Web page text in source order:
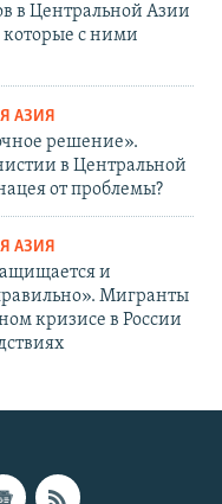
в Центральной Азии
которые с ними
АЗИЯ
решение».
в Центральной
от проблемы?
АЗИЯ
и
Мигранты
кризисе в России